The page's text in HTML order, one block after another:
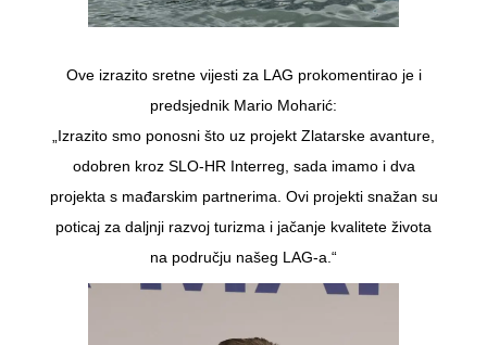
Ove izrazito sretne vijesti za LAG prokomentirao je i
predsjednik Mario Moharić:
„Izrazito smo ponosni što uz projekt Zlatarske avanture,
odobren kroz SLO-HR Interreg, sada imamo i dva
projekta s mađarskim partnerima. Ovi projekti snažan su
poticaj za daljnji razvoj turizma i jačanje kvalitete života
na području našeg LAG-a.“